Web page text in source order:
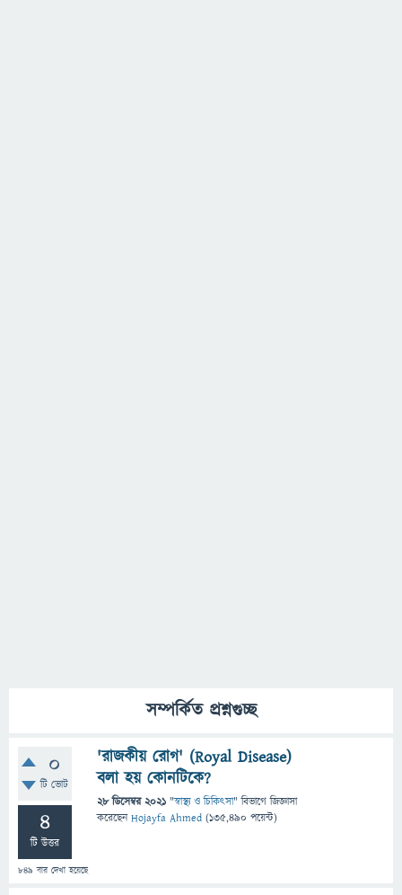
সম্পর্কিত প্রশ্নগুচ্ছ
0
টি ভোট
4
টি উত্তর
849 বার দেখা হয়েছে
'রাজকীয় রোগ' (Royal Disease)
বলা হয় কোনটিকে?
28 ডিসেম্বর 2021 "স্বাস্থ্য ও চিকিৎসা" বিভাগে জিজ্ঞাসা
করেছেনHojayfa Ahmed (135,490 পয়েন্ট)